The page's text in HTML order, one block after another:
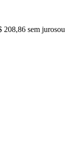
208,86 sem jurosou